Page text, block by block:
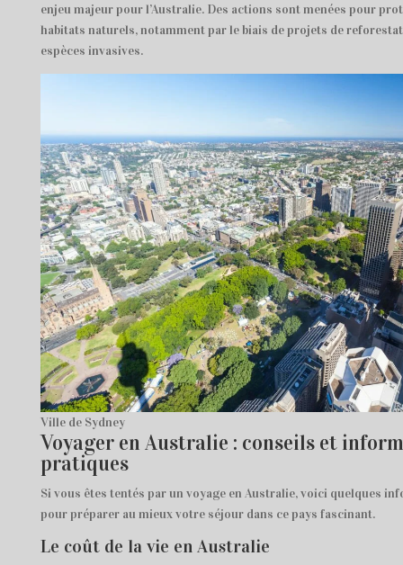
enjeu majeur pour l’Australie. Des actions sont menées pour
habitats naturels, notamment par le biais de projets de
espèces invasives.
Ville de Sydney
Voyager en Australie : conseils et
pratiques
Si vous êtes tentés par un voyage en Australie, voici quelques
pour préparer au mieux votre séjour dans ce pays fascinant.
Le coût de la vie en Australie